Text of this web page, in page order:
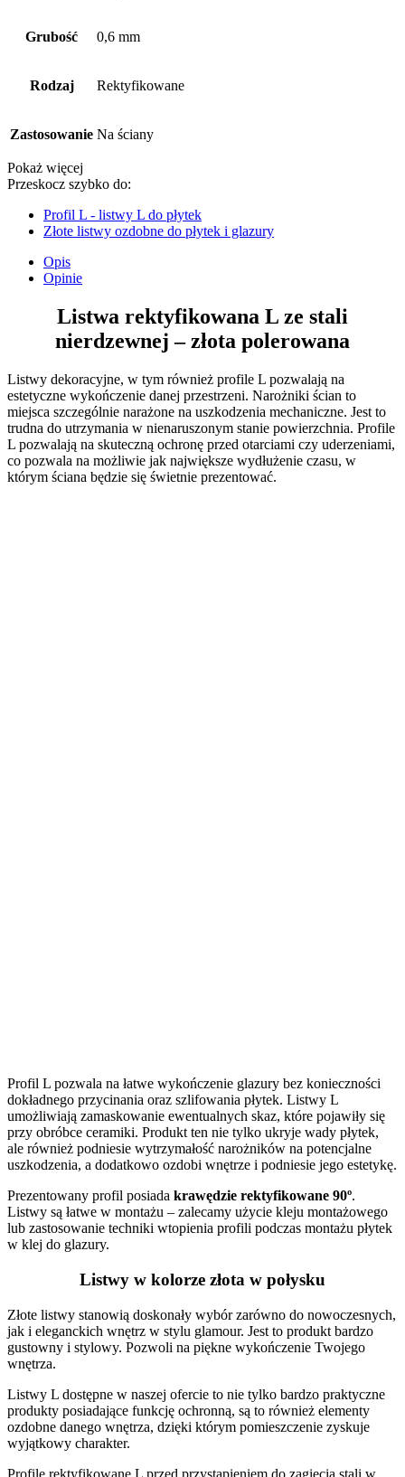
Grubość 0,6 mm
Rodzaj Rektyfikowane
Zastosowanie Na ściany
Pokaż więcej
Przeskocz szybko do:
Profil L - listwy L do płytek
Złote listwy ozdobne do płytek i glazury
Opis
Opinie
Listwa rektyfikowana L ze stali
nierdzewnej – złota polerowana
Listwy dekoracyjne, w tym również profile L pozwalają na
estetyczne wykończenie danej przestrzeni. Narożniki ścian to
miejsca szczególnie narażone na uszkodzenia mechaniczne. Jest to
trudna do utrzymania w nienaruszonym stanie powierzchnia. Profile
L pozwalają na skuteczną ochronę przed otarciami czy uderzeniami,
co pozwala na możliwie jak największe wydłużenie czasu, w
którym ściana będzie się świetnie prezentować.
Profil L pozwala na łatwe wykończenie glazury bez konieczności
dokładnego przycinania oraz szlifowania płytek. Listwy L
umożliwiają zamaskowanie ewentualnych skaz, które pojawiły się
przy obróbce ceramiki. Produkt ten nie tylko ukryje wady płytek,
ale również podniesie wytrzymałość narożników na potencjalne
uszkodzenia, a dodatkowo ozdobi wnętrze i podniesie jego estetykę.
Prezentowany profil posiada krawędzie rektyfikowane 90º.
Listwy są łatwe w montażu – zalecamy użycie kleju montażowego
lub zastosowanie techniki wtopienia profili podczas montażu płytek
w klej do glazury.
Listwy w kolorze złota w połysku
Złote listwy stanowią doskonały wybór zarówno do nowoczesnych,
jak i eleganckich wnętrz w stylu glamour. Jest to produkt bardzo
gustowny i stylowy. Pozwoli na piękne wykończenie Twojego
wnętrza.
Listwy L dostępne w naszej ofercie to nie tylko bardzo praktyczne
produkty posiadające funkcję ochronną, są to również elementy
ozdobne danego wnętrza, dzięki którym pomieszczenie zyskuje
wyjątkowy charakter.
Profile rektyfikowane L przed przystąpieniem do zagięcia stali w